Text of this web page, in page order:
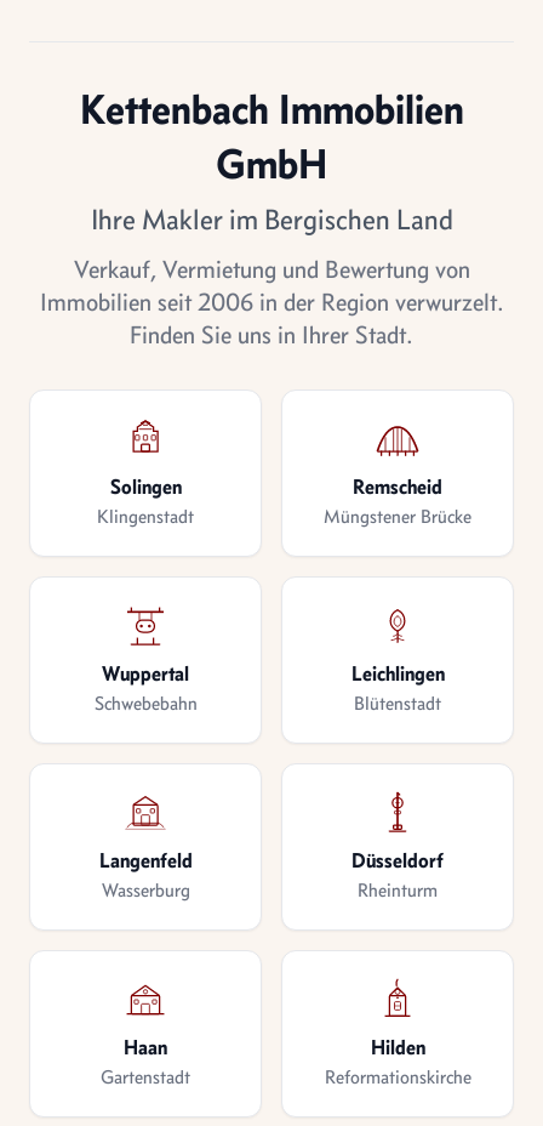
Kettenbach Immobilien
GmbH
Ihre Makler im Bergischen Land
Verkauf, Vermietung und Bewertung von
Immobilien seit 2006 in der Region verwurzelt.
Finden Sie uns in Ihrer Stadt.
Solingen
Klingenstadt
Remscheid
Müngstener Brücke
Wuppertal
Schwebebahn
Leichlingen
Blütenstadt
Langenfeld
Wasserburg
Düsseldorf
Rheinturm
Haan
Gartenstadt
Hilden
Reformationskirche